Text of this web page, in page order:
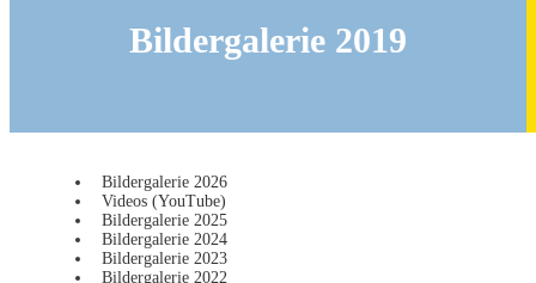
Bildergalerie 2019
Bildergalerie 2026
Videos (YouTube)
Bildergalerie 2025
Bildergalerie 2024
Bildergalerie 2023
Bildergalerie 2022